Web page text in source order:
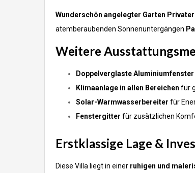
Wunderschön angelegter Garten
atemberaubenden Sonnenuntergängen
Weitere
Doppelverglaste Aluminiumfenster
Klimaanlage in allen Bereichen für
Solar-Warmwasserbereiter für
Fenstergitter für zusätzlichen
Erstklassige Lage &
Diese Villa liegt in einer ruhigen und